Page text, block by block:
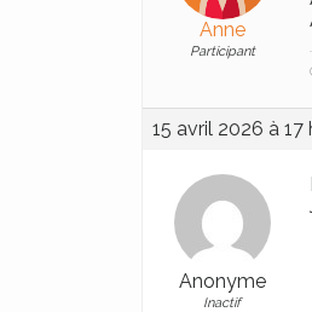
Anne
Participant
15 avril 2026 à 17
Anonyme
Inactif